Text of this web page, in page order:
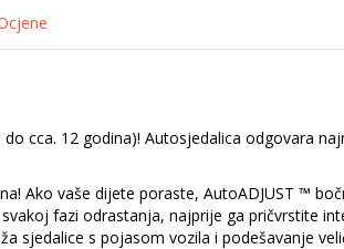
cca. 12 godina)! Autosjedalica odgovara
Ako vaše dijete poraste, AutoADJUST ™
fazi odrastanja, najprije ga pričvrstite
sjedalice s pojasom vozila i podešavanje